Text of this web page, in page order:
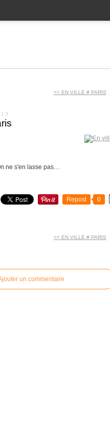
<< EN VILLE # PARIS
ne s'en lasse pas…
Repost 0
<< EN VILLE # PARIS
un commentaire